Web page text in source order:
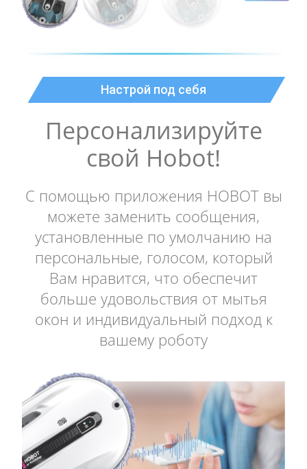
Настрой под себя
Персонализируйте
свой Hobot!
С помощью приложения HOBOT вы
можете заменить сообщения,
установленные по умолчанию на
персональные, голосом, который
Вам нравится, что обеспечит
больше удовольствия от мытья
окон и индивидуальный подход к
вашему роботу